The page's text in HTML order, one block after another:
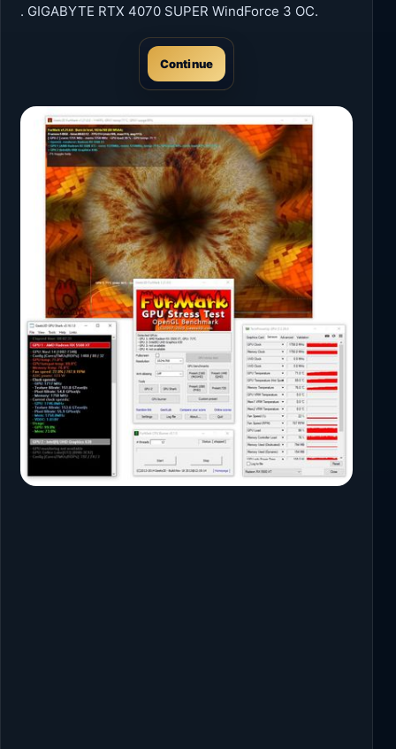
. GIGABYTE RTX 4070 SUPER WindForce 3 OC.
Continue